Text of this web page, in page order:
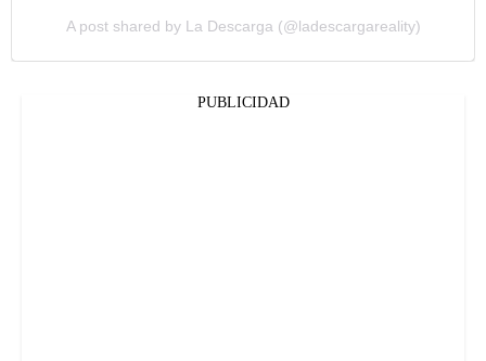
A post shared by La Descarga (@ladescargareality)
PUBLICIDAD